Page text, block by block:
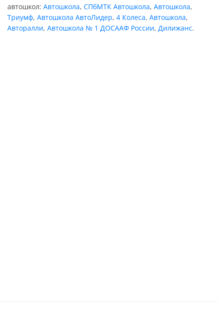
автошкол: Автошкола, СПбМТК Автошкола, Автошкола,
Триумф, Автошкола АвтоЛидер, 4 Колеса, Автошкола,
Авторалли, Автошкола № 1 ДОСААФ России, Дилижанс.